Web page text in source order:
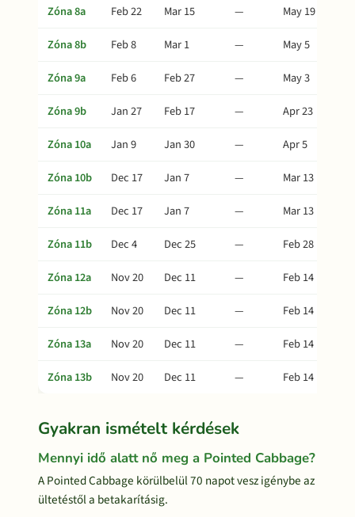
Zóna 8a Feb 22 Mar 15 —
May 19
Zóna 8b
Feb 8 Mar 1 —
May 5
Zóna 9a
Feb 6 Feb 27 —
May 3
Zóna 9b
Jan 27 Feb 17 —
Apr 23
Zóna 10a
Jan 9 Jan 30 —
Apr 5
Zóna 10b
Dec 17 Jan 7 —
Mar 13
Zóna 11a
Dec 17 Jan 7 —
Mar 13
Zóna 11b
Dec 4 Dec 25 —
Feb 28
Zóna 12a
Nov 20 Dec 11 —
Feb 14
Zóna 12b
Nov 20 Dec 11 —
Feb 14
Zóna 13a
Nov 20 Dec 11 —
Feb 14
Zóna 13b
Nov 20 Dec 11 — Feb 14
Gyakran ismételt kérdések
Mennyi idő alatt nő meg a Pointed Cabbage?
A Pointed Cabbage körülbelül 70 napot vesz igénybe az
ültetéstől a betakarításig.